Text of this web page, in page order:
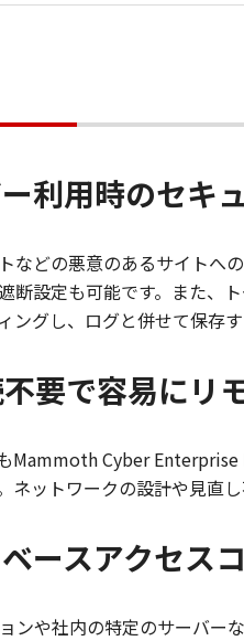
利用時のセキ
などの悪意のあるサイトへ
断設定も可能です。また、
ングし、ログと併せて保存
要で容易にリ
Mammoth Cyber
ネットワークの設計や見直
ースアクセス
ンや社内の特定のサーバー